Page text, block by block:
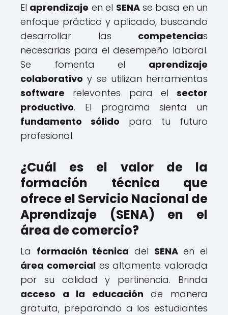
El aprendizaje en el SENAse basa en un
enfoque práctico y aplicado, buscando
desarrollar las competencias
necesarias para el desempeño laboral.
Se fomenta el aprendizaje
colaborativo y se utilizan herramientas
software relevantes para el sector
productivo. El programa sienta un
fundamento sólido para tu futuro
profesional.
¿Cuál es el valor de la
formación técnica que
ofrece el Servicio Nacional de
Aprendizaje (SENA) en el
área de comercio?
La formación técnica del SENAen el
área comerciales altamente valorada
por su calidad y pertinencia. Brinda
acceso a la educación de manera
gratuita, preparando a los estudiantes